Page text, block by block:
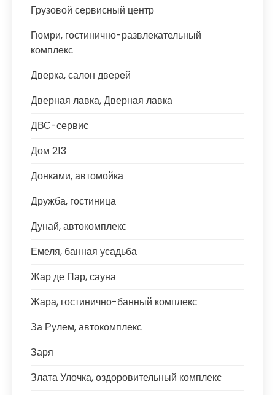
Грузовой сервисный центр
Гюмри, гостинично-развлекательный
комплекс
Дверка, салон дверей
Дверная лавка, Дверная лавка
ДВС-сервис
Дом 213
Донками, автомойка
Дружба, гостиница
Дунай, автокомплекс
Емеля, банная усадьба
Жар де Пар, сауна
Жара, гостинично-банный комплекс
За Рулем, автокомплекс
Заря
Злата Улочка, оздоровительный комплекс